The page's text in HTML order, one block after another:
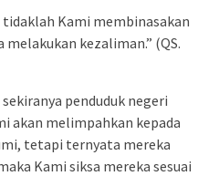
Kami membinasakan
kezaliman.” (QS.
penduduk negeri
akan melimpahkan kepada
tetapi ternyata mereka
Kami siksa mereka sesuai